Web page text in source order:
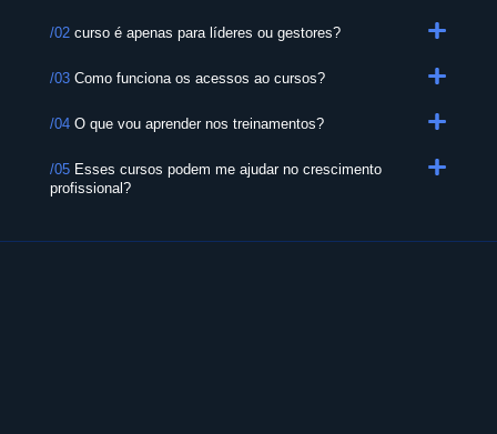
/02 curso é apenas para líderes ou gestores?
/03 Como funciona os acessos ao cursos?
/04 O que vou aprender nos treinamentos?
/05 Esses cursos podem me ajudar no crescimento
profissional?